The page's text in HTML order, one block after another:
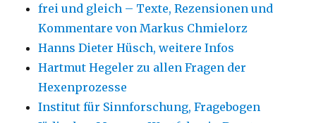
frei und gleich – Texte, Rezensionen und
Kommentare von Markus Chmielorz
Hanns Dieter Hüsch, weitere Infos
Hartmut Hegeler zu allen Fragen der
Hexenprozesse
Institut für Sinnforschung, Fragebogen